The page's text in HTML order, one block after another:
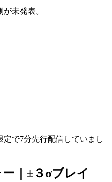
未発表。
で7分先行配信していまし
｜±３σブレイ